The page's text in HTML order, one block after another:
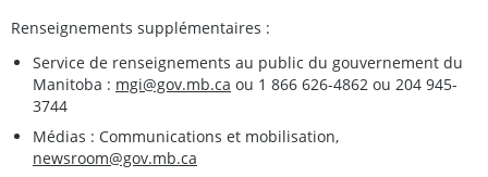
Renseignements supplémentaires :
Service de renseignements au public du gouvernement du
Manitoba : mgi@gov.mb.ca ou 1 866 626-4862 ou 204 945-
3744
Médias : Communications et mobilisation,
newsroom@gov.mb.ca